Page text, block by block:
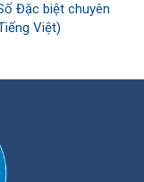
Đặc biệt chuyên
Việt)